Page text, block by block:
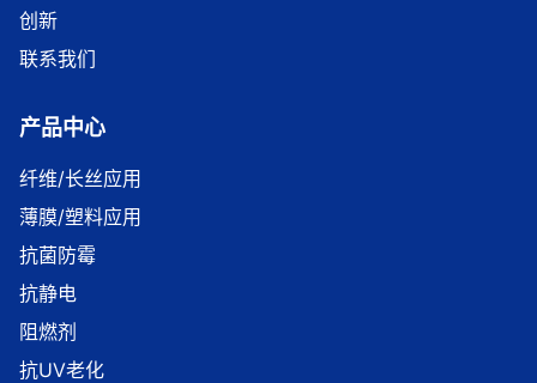
创新
联系我们
产品中心
纤维/长丝应用
薄膜/塑料应用
抗菌防霉
抗静电
阻燃剂
抗UV老化